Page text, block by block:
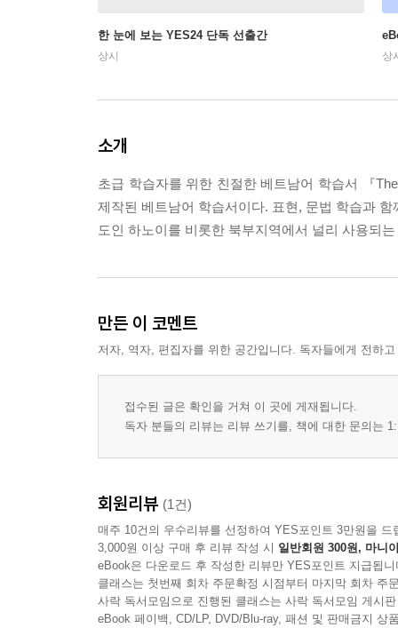
한 눈에 보는 YES24 단독 선출간
상시 상
소개
초급 학습자를 위한 친절한 베트남어 학습서 『
제작된 베트남어 학습서이다. 표현, 문법 학습과
도인 하노이를 비롯한 북부지역에서 널리 사용되
만든 이 코멘트
저자, 역자, 편집자를 위한 공간입니다. 독자들에게 전하
접수된 글은 확인을 거쳐 이 곳에 게재됩니다.
독자 분들의 리뷰는 리뷰 쓰기를, 책에 대한 문의는
회원리뷰 (1건)
매주 10건의 우수리뷰를 선정하여 YES포인트 3만원을 드
3,000원 이상 구매 후 리뷰 작성 시 일반회원 300원, 마니
eBook은 다운로드 후 작성한 리뷰만 YES포인트 지급됩니
클래스는 첫번째 회차 주문확정 시점부터 마지막 회차 주
사락 독서모임으로 진행된 클래스는 사락 독서모임 게시
eBook 페이백, CD/LP, DVD/Blu-ray, 패션 및 판매금지 상